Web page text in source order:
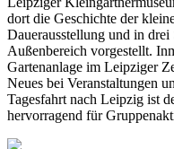
dort die Geschichte der
Dauerausstellung und in drei
Außenbereich vorgestellt.
Gartenanlage im Leipziger
Neues bei Veranstaltungen
Tagesfahrt nach Leipzig ist
hervorragend für